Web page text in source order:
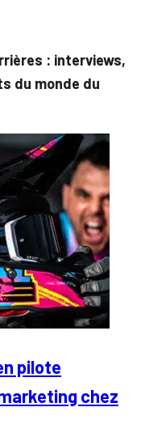
: interviews,
du monde du
pilote
chez